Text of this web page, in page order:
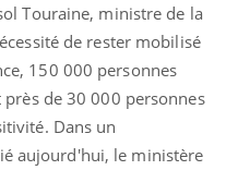
Touraine, ministre de la
de rester mobilisé
150 000 personnes
de 30 000 personnes
Dans un
aujourd'hui, le ministère